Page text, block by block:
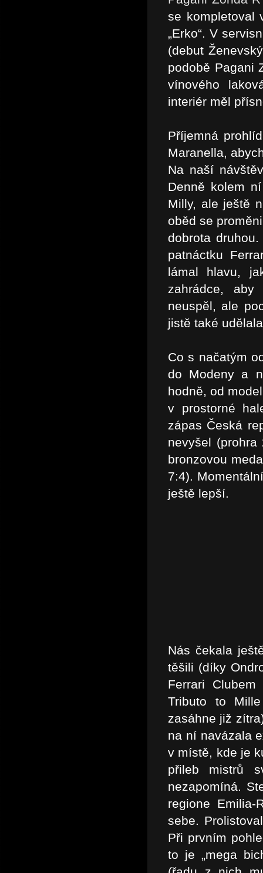
se kompletoval
„Erko“. V
(debut
podobě Pagani
vínového
interiér měl
Příjemná
Maranella,
Na naší
Denně kolem
Milly, ale ještě
oběd se
dobrota
patnáctku
lámal hlavu,
zahrádce,
neuspěl, ale
jistě také
Co s načatým
do Modeny a
hodně, od
v prostorné
zápas Česká
nevyšel
bronzovou
7:4).
ještě lepší.
Nás čekala
těšili (díky
Ferrari
Tributo to
zasáhne již
na ní navázala
v místě, kde je
přileb mistrů
nezapomíná.
regione
sebe.
Při prvním
to je „mega